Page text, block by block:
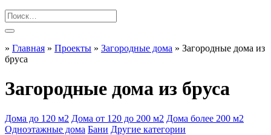
» Главная » Проекты » Загородные дома » Загородные дома из
бруса
Загородные дома из бруса
Дома до 120 м2 Дома от 120 до 200 м2 Дома более 200 м2
Одноэтажные дома Бани Другие категории